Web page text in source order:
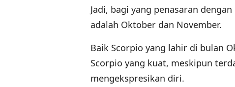
Jadi, bagi yang penasaran
adalah Oktober dan November.
Baik Scorpio yang lahir di bulan
Scorpio yang kuat, meskipun
mengekspresikan diri.